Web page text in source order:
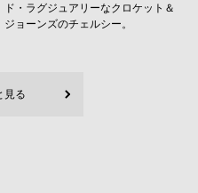
ド・ラグジュアリーなクロケット＆
ジョーンズのチェルシー。
見る